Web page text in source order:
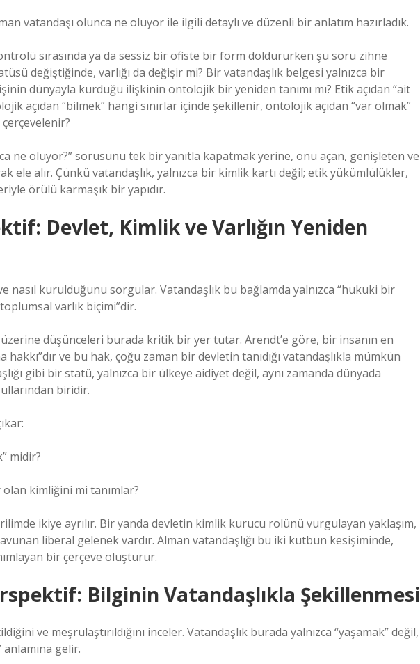
vatandaşı olunca ne oluyor ile ilgili detaylı ve düzenli bir anlatım hazırladık.
sırasında ya da sessiz bir ofiste bir form doldururken şu soru zihne
değiştiğinde, varlığı da değişir mi? Bir vatandaşlık belgesi yalnızca bir
dünyayla kurduğu ilişkinin ontolojik bir yeniden tanımı mı? Etik açıdan “ait
açıdan “bilmek” hangi sınırlar içinde şekillenir, ontolojik açıdan “var olmak”
ne oluyor?” sorusunu tek bir yanıtla kapatmak yerine, onu açan, genişleten ve
ele alır. Çünkü vatandaşlık, yalnızca bir kimlik kartı değil; etik yükümlülükler,
örülü karmaşık bir yapıdır.
Devlet, Kimlik ve Varlığın Yeniden
nasıl kurulduğunu sorgular. Vatandaşlık bu bağlamda yalnızca “hukuki bir
varlık biçimi”dir.
üzerine düşünceleri burada kritik bir yer tutar. Arendt’e göre, bir insanın en
ve bu hak, çoğu zaman bir devletin tanıdığı vatandaşlıkla mümkün
gibi bir statü, yalnızca bir ülkeye aidiyet değil, aynı zamanda dünyada
biridir.
midir?
kimliğini mi tanımlar?
ikiye ayrılır. Bir yanda devletin kimlik kurucu rolünü vurgulayan yaklaşım,
liberal gelenek vardır. Alman vatandaşlığı bu iki kutbun kesişiminde,
bir çerçeve oluşturur.
Bilginin Vatandaşlıkla Şekillenmesi
ve meşrulaştırıldığını inceler. Vatandaşlık burada yalnızca “yaşamak” değil,
anlamına gelir.